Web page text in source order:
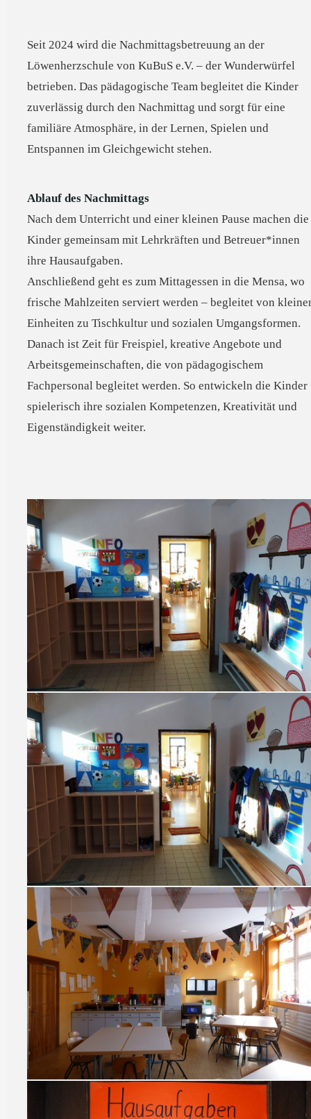
Seit 2024 wird die Nachmittagsbetreuung an der
Löwenherzschule von KuBuS e.V. – der Wunderwürfel
betrieben. Das pädagogische Team begleitet die Kinder
zuverlässig durch den Nachmittag und sorgt für eine
familiäre Atmosphäre, in der Lernen, Spielen und
Entspannen im Gleichgewicht stehen.
Ablauf des Nachmittags
Nach dem Unterricht und einer kleinen Pause machen die
Kinder gemeinsam mit Lehrkräften und Betreuer*innen
ihre Hausaufgaben.
Anschließend geht es zum Mittagessen in die Mensa, wo
frische Mahlzeiten serviert werden – begleitet von
Einheiten zu Tischkultur und sozialen Umgangsformen.
Danach ist Zeit für Freispiel, kreative Angebote und
Arbeitsgemeinschaften, die von pädagogischem
Fachpersonal begleitet werden. So entwickeln die Kinder
spielerisch ihre sozialen Kompetenzen, Kreativität und
Eigenständigkeit weiter.